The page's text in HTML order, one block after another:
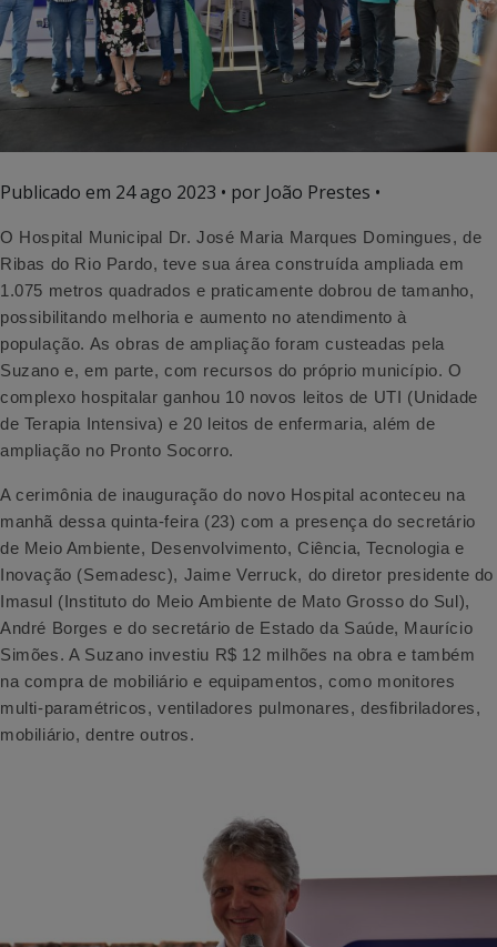
Publicado em 24 ago 2023 • por João Prestes •
O Hospital Municipal Dr. José Maria Marques Domingues, de
Ribas do Rio Pardo, teve sua área construída ampliada em
1.075 metros quadrados e praticamente dobrou de tamanho,
possibilitando melhoria e aumento no atendimento à
população. As obras de ampliação foram custeadas pela
Suzano e, em parte, com recursos do próprio município. O
complexo hospitalar ganhou 10 novos leitos de UTI (Unidade
de Terapia Intensiva) e 20 leitos de enfermaria, além de
ampliação no Pronto Socorro.
A cerimônia de inauguração do novo Hospital aconteceu na
manhã dessa quinta-feira (23) com a presença do secretário
de Meio Ambiente, Desenvolvimento, Ciência, Tecnologia e
Inovação (Semadesc), Jaime Verruck, do diretor presidente do
Imasul (Instituto do Meio Ambiente de Mato Grosso do Sul),
André Borges e do secretário de Estado da Saúde, Maurício
Simões. A Suzano investiu R$ 12 milhões na obra e também
na compra de mobiliário e equipamentos, como monitores
multi-paramétricos, ventiladores pulmonares, desfibriladores,
mobiliário, dentre outros.